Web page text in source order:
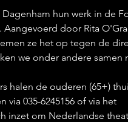
hun werk in de
door Rita
ze het op tegen de
we onder andere samen
halen de ouderen (65+)
035-6245156 of via het
inzet om Nederlandse